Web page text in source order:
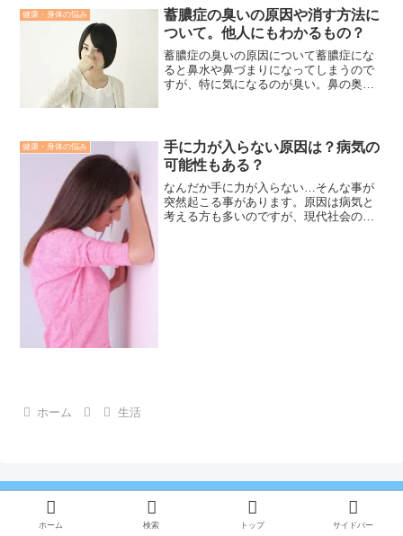
に多いです。そんな喉のガラガ...
健康・身体の悩み
蓄膿症の臭いの原因や消す方法に
ついて。他人にもわかるもの？
蓄膿症の臭いの原因について蓄膿症にな
ると鼻水や鼻づまりになってしまうので
すが、特に気になるのが臭い。鼻の奥に
て確認していきましょう。
健康・身体の悩み
手に力が入らない原因は？病気の
可能性もある？
なんだか手に力が入らない…そんな事が
突然起こる事があります。原因は病気と
考える方も多いのですが、現代社会のス
ホーム 生活
Copyright © 2015-2026 ゆるログ All Rights Reserved.
ホーム 検索 トップ サイドバー